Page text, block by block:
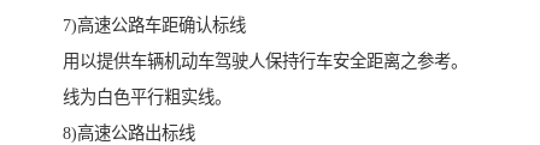
7)高速公路车距确认标线
用以提供车辆机动车驾驶人保持行车安全距离之参考。
线为白色平行粗实线。
8)高速公路出标线